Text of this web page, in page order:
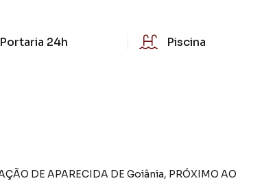
Portaria 24h Piscina
DE APARECIDA DE Goiânia, PRÓXIMO AO